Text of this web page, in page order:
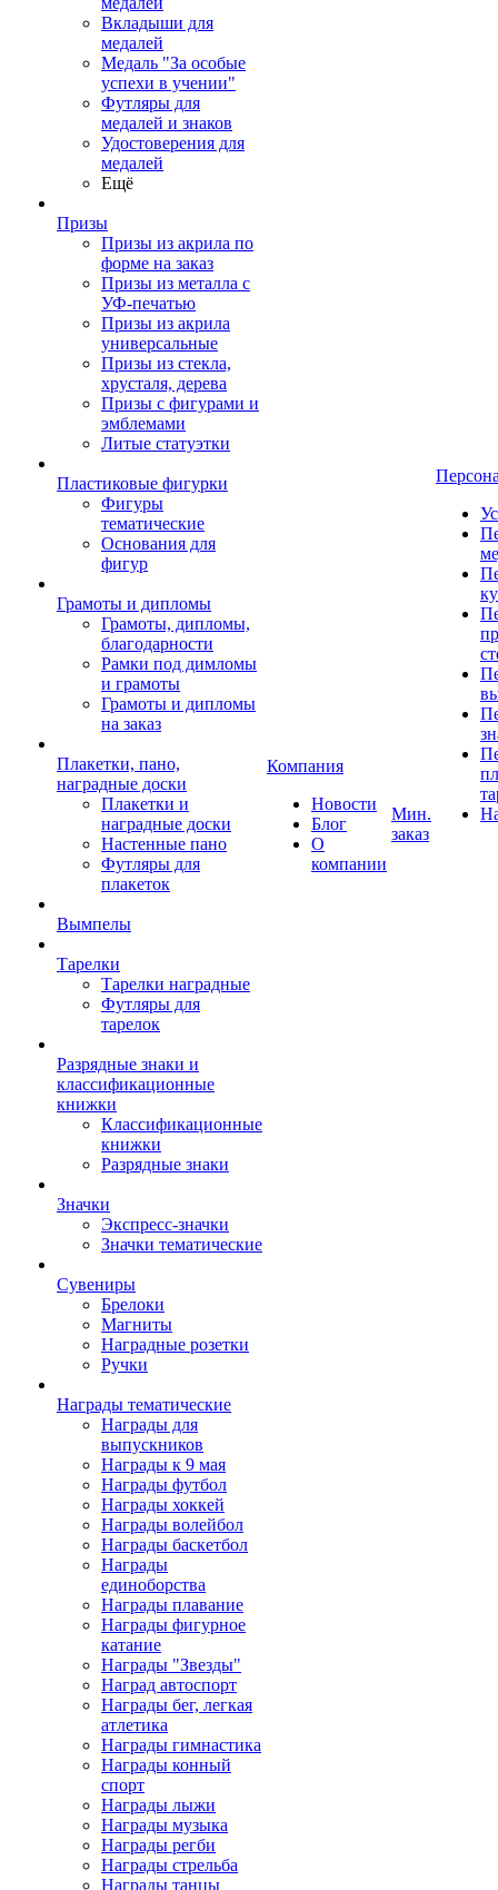
Вкладыши для
медалей
Медаль "За особые
успехи в учении"
Футляры для
медалей и знаков
Удостоверения для
медалей
Ещё
Призы
Призы из акрила по
форме на заказ
Призы из металла с
УФ-печатью
Призы из акрила
универсальные
Призы из стекла,
хрусталя, дерева
Призы с фигурами и
эмблемами
Литые статуэтки
Пластиковые фигурки
Фигуры
тематические
Основания для
фигур
Грамоты и дипломы
Грамоты, дипломы,
благодарности
Рамки под димломы
и грамоты
Грамоты и дипломы
на заказ
Плакетки, пано,
наградные доски
Плакетки и
наградные доски
Настенные пано
Футляры для
плакеток
Вымпелы
Тарелки
Тарелки наградные
Футляры для
тарелок
Разрядные знаки и
классификационные
книжки
Классификационные
книжки
Разрядные знаки
Значки
Экспресс-значки
Значки тематические
Сувениры
Брелоки
Магниты
Наградные розетки
Ручки
Награды тематические
Награды для
выпускников
Награды к 9 мая
Награды футбол
Награды хоккей
Награды волейбол
Награды баскетбол
Награды
единоборства
Награды плавание
Награды фигурное
катание
Награды "Звезды"
Наград автоспорт
Награды бег, легкая
атлетика
Награды гимнастика
Награды конный
спорт
Награды лыжи
Награды музыка
Награды регби
Награды стрельба
Награды танцы
Компания
Новости
Блог
О
компании
Мин.
заказ